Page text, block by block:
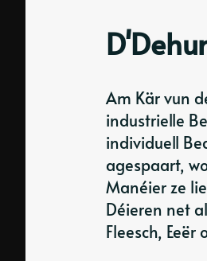
Am Kär vun
industrielle
individuell
agespaart,
Manéier ze
Déieren net
Fleesch,